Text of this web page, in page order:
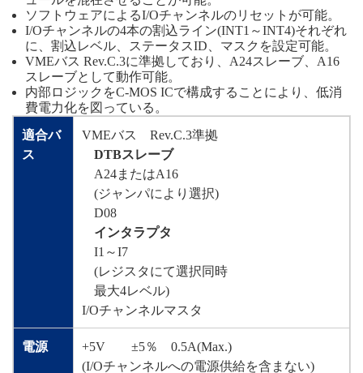
ソフトウェアによるI/Oチャンネルのリセットが可能。
I/Oチャンネルの4本の割込ライン(INT1～INT4)それぞれ
に、割込レベル、ステータスID、マスクを設定可能。
VMEバス Rev.C.3に準拠しており、A24スレーブ、A16
スレーブとして動作可能。
内部ロジックをC-MOS ICで構成することにより、低消
費電力化を図っている。
適合バ
ス
VMEバス Rev.C.3準拠
DTBスレーブ
A24またはA16
(ジャンパにより選択)
D08
インタラプタ
I1～I7
(レジスタにて選択同時
最大4レベル)
I/Oチャンネルマスタ
電源
+5V ±5％ 0.5A(Max.)
(I/Oチャンネルへの電源供給を含まない)